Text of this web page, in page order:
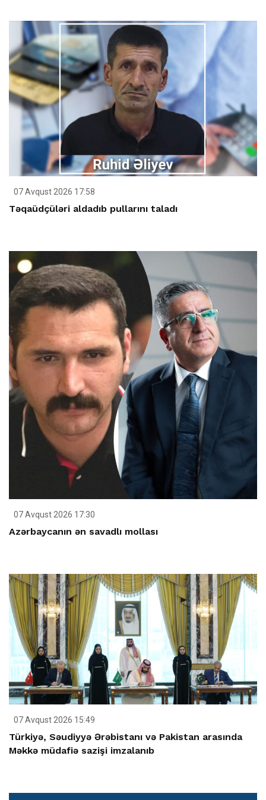
07 Avqust 2026 17:58
Təqaüdçüləri aldadıb pullarını taladı
07 Avqust 2026 17:30
Azərbaycanın ən savadlı mollası
07 Avqust 2026 15:49
Türkiyə, Səudiyyə Ərəbistanı və Pakistan arasında
Məkkə müdafiə sazişi imzalanıb